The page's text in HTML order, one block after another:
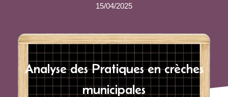
15/04/2025
Analyse des Pratiques en crèches
municipales